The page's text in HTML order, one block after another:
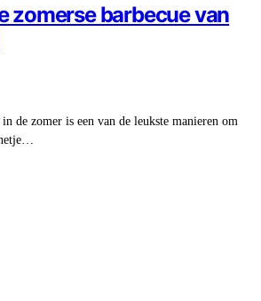
zomerse barbecue van
de zomer is een van de leukste manieren om